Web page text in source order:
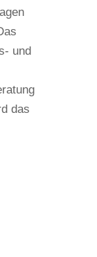
und
das